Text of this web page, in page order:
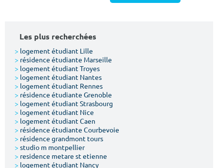
Les plus recherchées
> logement étudiant Lille
> résidence étudiante Marseille
> logement étudiant Troyes
> logement étudiant Nantes
> logement étudiant Rennes
> résidence étudiante Grenoble
> logement étudiant Strasbourg
> logement étudiant Nice
> logement étudiant Caen
> résidence étudiante Courbevoie
> résidence grandmont tours
> studio m montpellier
> residence metare st etienne
> logement étudiant Nancy